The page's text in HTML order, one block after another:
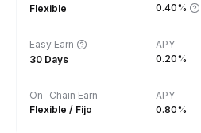
Flexible
0.40%
Easy Earn
30 Days
APY
0.20%
On-Chain Earn
Flexible / Fijo
APY
0.80%